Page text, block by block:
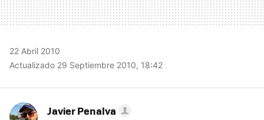
22 Abril 2010
Actualizado 29 Septiembre 2010, 18:42
Javier Penalva